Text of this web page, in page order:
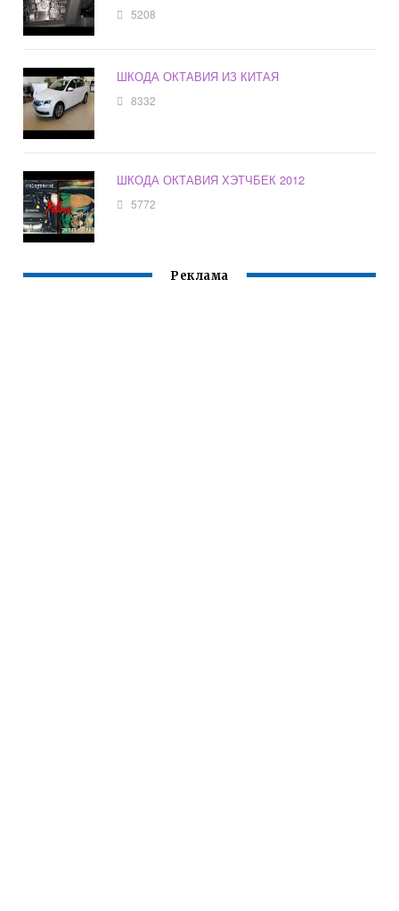
5208
ШКОДА ОКТАВИЯ ИЗ КИТАЯ
8332
ШКОДА ОКТАВИЯ ХЭТЧБЕК 2012
5772
Реклама